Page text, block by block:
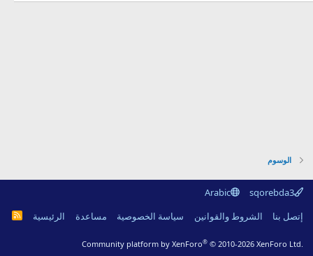
الوسوم
sqorebda3
Arabic
إتصل بنا
الشروط والقوانين سياسة الخصوصية مساعدة الرئيسية
R
Community platform by XenForo® © 2010-2026 XenForo Ltd.